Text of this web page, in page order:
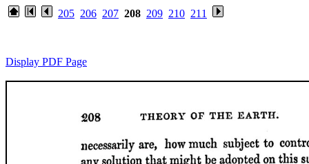
205 206 207 208 209 210 211
Display PDF Page